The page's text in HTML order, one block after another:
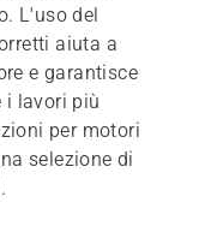
L'uso del
aiuta a
e garantisce
i lavori più
per motori
selezione di